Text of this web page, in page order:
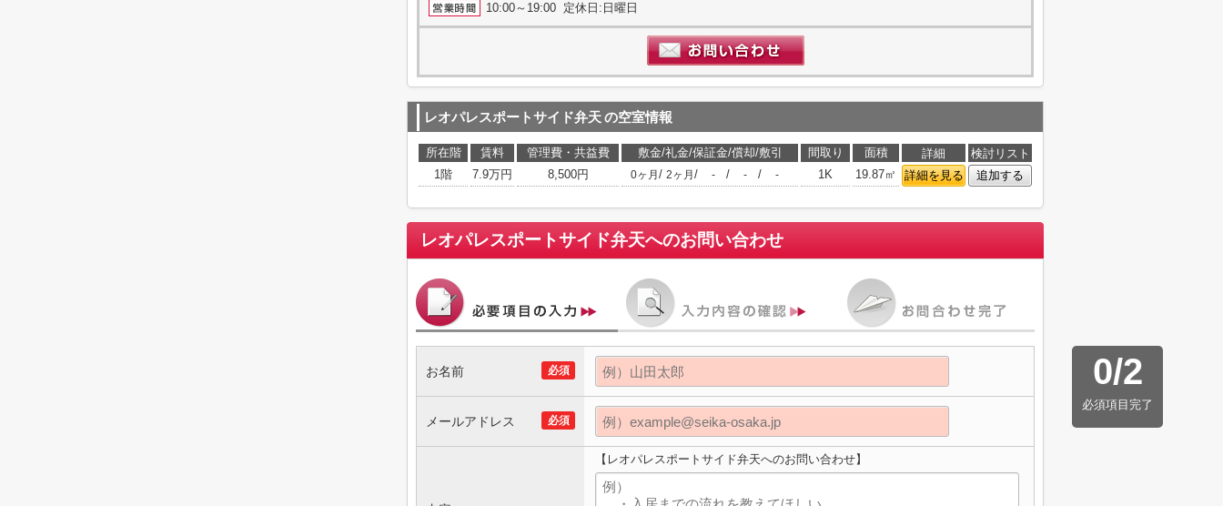
10:00～19:00 定休日:日曜日
レオパレスポートサイド弁天の空室情報
所在階 賃料 管理費・共益費 敷金/礼金/保証金/償却/敷引 間取り 面積 詳細
検討リスト
1階
7.9万円 8,500円 0ヶ月 / 2ヶ月 / - / - / - 1K 19.87㎡ 詳細を見る 追加する
レオパレスポートサイド弁天へのお問い合わせ
0/2
必須項目完了
必須
お名前
必須
メールアドレス
【レオパレスポートサイド弁天へのお問い合わせ】